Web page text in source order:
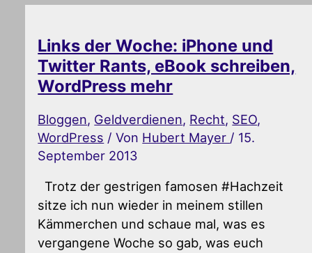
Links der Woche: iPhone und
Twitter Rants, eBook schreiben,
WordPress mehr
Bloggen, Geldverdienen, Recht, SEO,
WordPress / Von Hubert Mayer / 15.
September 2013
Trotz der gestrigen famosen #Hachzeit
sitze ich nun wieder in meinem stillen
Kämmerchen und schaue mal, was es
vergangene Woche so gab, was euch